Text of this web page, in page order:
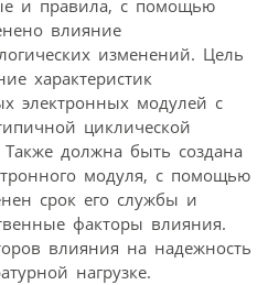
и правила, с помощью
влияние
изменений. Цель
характеристик
электронных модулей с
циклической
Также должна быть создана
модуля, с помощью
срок его службы и
факторы влияния.
влияния на надежность
нагрузке.